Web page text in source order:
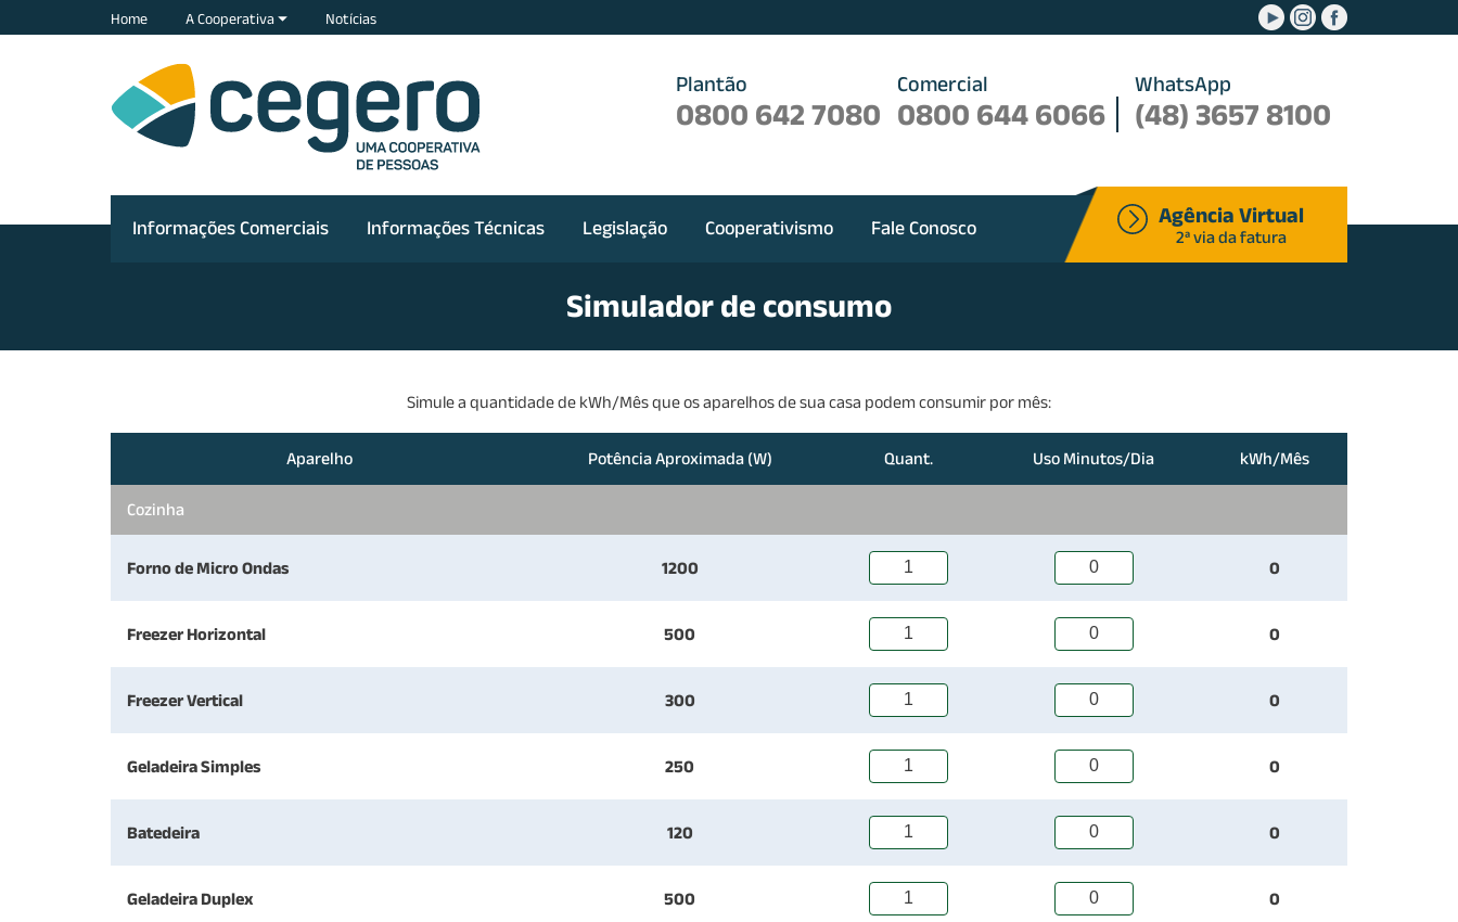
Home A Cooperativa Notícias .
.
.
Plantão
0800 642 7080
Comercial
0800 644 6066
WhatsApp
(48) 3657 8100
Informações Comerciais Informações Técnicas Legislação Cooperativismo Fale Conosco
Agência Virtual
2ª via da fatura
Simulador de consumo
Simule a quantidade de kWh/Mês que os aparelhos de sua casa podem consumir por mês:
Aparelho Potência Aproximada (W) Quant. Uso Minutos/Dia kWh/Mês
Cozinha
Forno de Micro Ondas 1200 0
Freezer Horizontal 500 0
Freezer Vertical 300 0
Geladeira Simples 250 0
Batedeira 120 0
Geladeira Duplex 500 0